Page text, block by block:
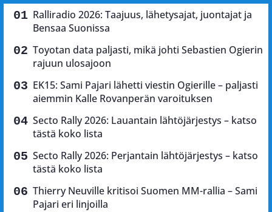
Ralliradio 2026: Taajuus, lähetysajat, juontajat ja
Bensaa Suonissa
Toyotan data paljasti, mikä johti Sebastien Ogierin
rajuun ulosajoon
EK15: Sami Pajari lähetti viestin Ogierille – paljasti
aiemmin Kalle Rovanperän varoituksen
Secto Rally 2026: Lauantain lähtöjärjestys – katso
tästä koko lista
Secto Rally 2026: Perjantain lähtöjärjestys – katso
tästä koko lista
Thierry Neuville kritisoi Suomen MM-rallia – Sami
Pajari eri linjoilla